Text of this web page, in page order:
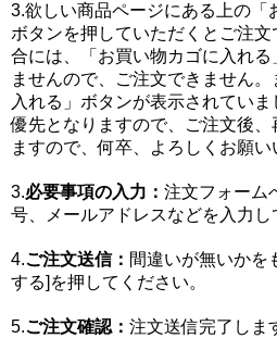
3.欲しい商品ページにある上の「
ボタンを押していただくとご注
合には、「お買い物カゴに入れ
ませんので、ご注文できません
入れる」ボタンが表示されてい
優先となりますので、ご注文後、
ますので、何卒、よろしくお願い
3.必要事項の入力： 注文フォーム
号、メールアドレスなどを入力し
4.ご注文送信： 間違いが無いかを
する]を押してください。
5.ご注文確認： 注文送信完了しま